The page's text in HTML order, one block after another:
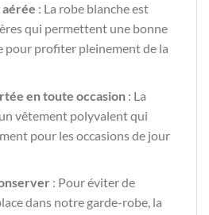
aérée : La robe blanche est
qui permettent une bonne
pour profiter pleinement de la
en toute occasion: La
vêtement polyvalent qui
pour les occasions de jour
: Pour éviter de
dans notre garde-robe, la